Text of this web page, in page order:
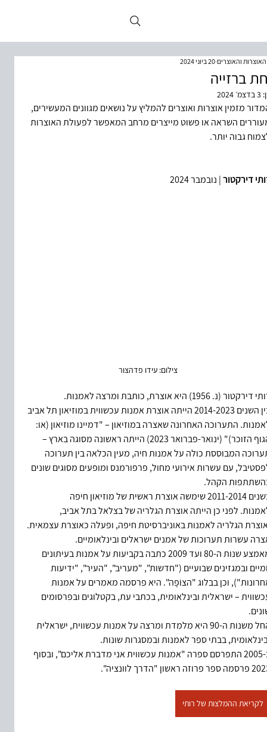
ברזייה
האוצרות והאוצרים 20 ביוני 2024
3 בדצמ׳ 2024
מזמין אוצרות ואוצרים להמליץ על נושאים מגוונים המעשירים,
השראה או פשוט מייצרים מרחב המאפשר לפעולת האוצרות
גבוה יותר.
דירקטור | נובמבר 2024
צילום: עידו פדהצור
דירקטור(נ. 1956) היא אוצרת, כותבת ומרצה לאמנות.
בין השנים 2014-2023 הייתה אוצרת אמנות עכשווית במוזיאון תל אביב
התערוכה האחרונה שאצרה במוזיאון – "דמיינו מוזיאון (או:
הגוף הזוכר)" (ינואר-פברואר 2023) הייתה ראשונה מסוגה בארץ –
המבוססת כולה על אמנות חיה, מעין הכלאה בין תערוכה
עם עשרות אירועי מחול, פרפורמנס ומופעים מסוגים שונים
הקהל.
בשנים 2011-2014 שימשה אוצרת ראשית של מוזיאון חיפה
לפני כן הייתה אוצרת הגלריה של בצלאל בתל אביב,
הגלריה לאמנות באוניברסיטת חיפה, ופעלה כאוצרת עצמאית.
עשרות תערוכות של אמנים ישראלים ובינלאומיים.
מאמצע שנות ה-80 ועד 2009 כתבה בקביעות על אמנות בעיתונים
ובמגזינים שבועיים ("חדשות", "מעריב", "העיר", "ידיעות
וכן בבלוג "הצוֹפָה". היא פרסמה מאמרים על אמנות
– ישראלית ובינלאומית, בכתבי עת, בקטלוגים ובפרסומים
החל משנות ה-90 היא מלמדת ומרצה על אמנות עכשווית, ישראלית
בבתי ספר לאמנות ובמסגרות שונות.
ב-2005 התפרסם ספרה "אמנות עכשווית אני מדברת אליכם", ובסוף
פרוזה ראשון "הדרך לוונציה".
לקריאת ההמלצות של רותי